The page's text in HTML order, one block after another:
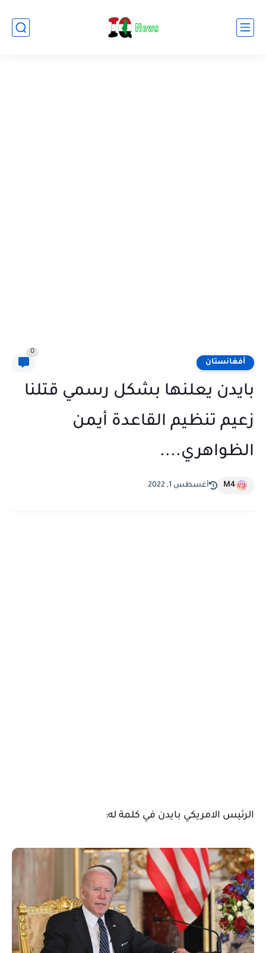
أفغانستان
0
بايدن يعلنها بشكل رسمي قتلنا
زعيم تنظيم القاعدة أيمن
الظواهري....
M4 أغسطس 1, 2022
الرئيس الامريكي بايدن في كلمة له: